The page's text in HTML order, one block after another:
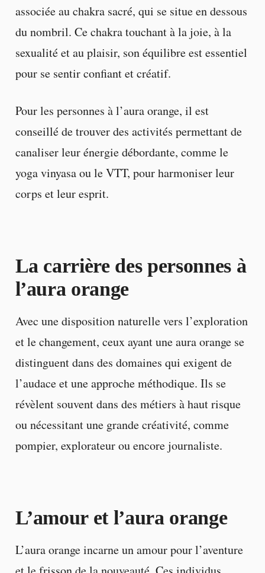
associée au chakra sacré, qui se situe en dessous
du nombril. Ce chakra touchant à la joie, à la
sexualité et au plaisir, son équilibre est essentiel
pour se sentir confiant et créatif.
Pour les personnes à l’aura orange, il est
conseillé de trouver des activités permettant de
canaliser leur énergie débordante, comme le
yoga vinyasa ou le VTT, pour harmoniser leur
corps et leur esprit.
La carrière des personnes à
l’aura orange
Avec une disposition naturelle vers l’exploration
et le changement, ceux ayant une aura orange se
distinguent dans des domaines qui exigent de
l’audace et une approche méthodique. Ils se
révèlent souvent dans des métiers à haut risque
ou nécessitant une grande créativité, comme
pompier, explorateur ou encore journaliste.
L’amour et l’aura orange
L’aura orange incarne un amour pour l’aventure